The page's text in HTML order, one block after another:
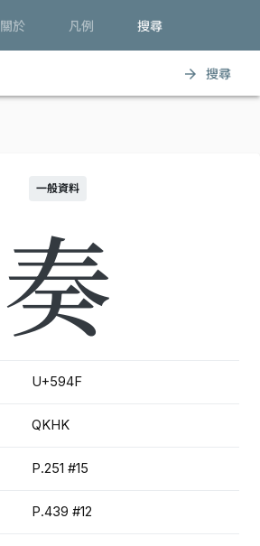
關於 凡例 搜尋
arrow_forward 搜尋
一般資料
奏
U+594F
QKHK
P.251 #15
P.439 #12